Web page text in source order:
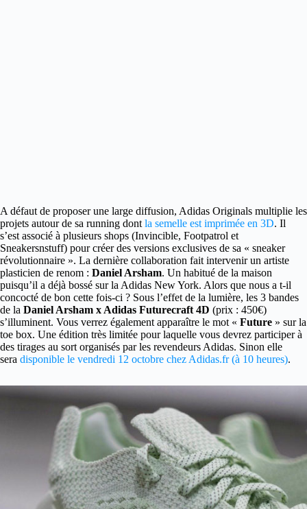
A défaut de proposer une large diffusion, Adidas Originals multiplie les
projets autour de sa running dont la semelle est imprimée en 3D. Il
s’est associé à plusieurs shops (Invincible, Footpatrol et
Sneakersnstuff) pour créer des versions exclusives de sa « sneaker
révolutionnaire ». La dernière collaboration fait intervenir un artiste
plasticien de renom : Daniel Arsham. Un habitué de la maison
puisqu’il a déjà bossé sur la Adidas New York. Alors que nous a t-il
concocté de bon cette fois-ci ? Sous l’effet de la lumière, les 3 bandes
de la Daniel Arsham x Adidas Futurecraft 4D (prix : 450€)
s’illuminent. Vous verrez également apparaître le mot « Future » sur la
toe box. Une édition très limitée pour laquelle vous devrez participer à
des tirages au sort organisés par les revendeurs Adidas. Sinon elle
sera disponible le vendredi 12 octobre chez Adidas.fr (à 10 heures).